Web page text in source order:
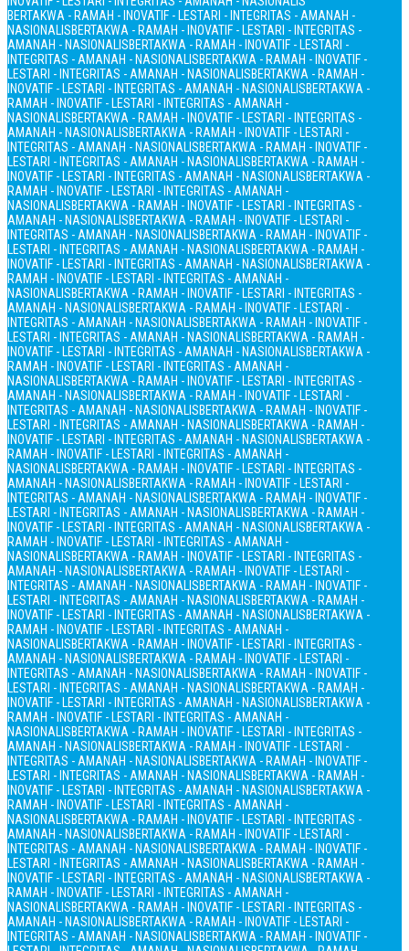
BERTAKWA - RAMAH - INOVATIF - LESTARI - INTEGRITAS - AMANAH -
NASIONALISBERTAKWA - RAMAH - INOVATIF - LESTARI - INTEGRITAS -
AMANAH - NASIONALISBERTAKWA - RAMAH - INOVATIF - LESTARI -
INTEGRITAS - AMANAH - NASIONALISBERTAKWA - RAMAH - INOVATIF -
LESTARI - INTEGRITAS - AMANAH - NASIONALISBERTAKWA - RAMAH -
INOVATIF - LESTARI - INTEGRITAS - AMANAH - NASIONALISBERTAKWA -
RAMAH - INOVATIF - LESTARI - INTEGRITAS - AMANAH -
NASIONALISBERTAKWA - RAMAH - INOVATIF - LESTARI - INTEGRITAS -
AMANAH - NASIONALISBERTAKWA - RAMAH - INOVATIF - LESTARI -
INTEGRITAS - AMANAH - NASIONALISBERTAKWA - RAMAH - INOVATIF -
LESTARI - INTEGRITAS - AMANAH - NASIONALISBERTAKWA - RAMAH -
INOVATIF - LESTARI - INTEGRITAS - AMANAH - NASIONALISBERTAKWA -
RAMAH - INOVATIF - LESTARI - INTEGRITAS - AMANAH -
NASIONALISBERTAKWA - RAMAH - INOVATIF - LESTARI - INTEGRITAS -
AMANAH - NASIONALISBERTAKWA - RAMAH - INOVATIF - LESTARI -
INTEGRITAS - AMANAH - NASIONALISBERTAKWA - RAMAH - INOVATIF -
LESTARI - INTEGRITAS - AMANAH - NASIONALISBERTAKWA - RAMAH -
INOVATIF - LESTARI - INTEGRITAS - AMANAH - NASIONALISBERTAKWA -
RAMAH - INOVATIF - LESTARI - INTEGRITAS - AMANAH -
NASIONALISBERTAKWA - RAMAH - INOVATIF - LESTARI - INTEGRITAS -
AMANAH - NASIONALISBERTAKWA - RAMAH - INOVATIF - LESTARI -
INTEGRITAS - AMANAH - NASIONALISBERTAKWA - RAMAH - INOVATIF -
LESTARI - INTEGRITAS - AMANAH - NASIONALISBERTAKWA - RAMAH -
INOVATIF - LESTARI - INTEGRITAS - AMANAH - NASIONALISBERTAKWA -
RAMAH - INOVATIF - LESTARI - INTEGRITAS - AMANAH -
NASIONALISBERTAKWA - RAMAH - INOVATIF - LESTARI - INTEGRITAS -
AMANAH - NASIONALISBERTAKWA - RAMAH - INOVATIF - LESTARI -
INTEGRITAS - AMANAH - NASIONALISBERTAKWA - RAMAH - INOVATIF -
LESTARI - INTEGRITAS - AMANAH - NASIONALISBERTAKWA - RAMAH -
INOVATIF - LESTARI - INTEGRITAS - AMANAH - NASIONALISBERTAKWA -
RAMAH - INOVATIF - LESTARI - INTEGRITAS - AMANAH -
NASIONALISBERTAKWA - RAMAH - INOVATIF - LESTARI - INTEGRITAS -
AMANAH - NASIONALISBERTAKWA - RAMAH - INOVATIF - LESTARI -
INTEGRITAS - AMANAH - NASIONALISBERTAKWA - RAMAH - INOVATIF -
LESTARI - INTEGRITAS - AMANAH - NASIONALISBERTAKWA - RAMAH -
INOVATIF - LESTARI - INTEGRITAS - AMANAH - NASIONALISBERTAKWA -
RAMAH - INOVATIF - LESTARI - INTEGRITAS - AMANAH -
NASIONALISBERTAKWA - RAMAH - INOVATIF - LESTARI - INTEGRITAS -
AMANAH - NASIONALISBERTAKWA - RAMAH - INOVATIF - LESTARI -
INTEGRITAS - AMANAH - NASIONALISBERTAKWA - RAMAH - INOVATIF -
LESTARI - INTEGRITAS - AMANAH - NASIONALISBERTAKWA - RAMAH -
INOVATIF - LESTARI - INTEGRITAS - AMANAH - NASIONALISBERTAKWA -
RAMAH - INOVATIF - LESTARI - INTEGRITAS - AMANAH -
NASIONALISBERTAKWA - RAMAH - INOVATIF - LESTARI - INTEGRITAS -
AMANAH - NASIONALISBERTAKWA - RAMAH - INOVATIF - LESTARI -
INTEGRITAS - AMANAH - NASIONALISBERTAKWA - RAMAH - INOVATIF -
LESTARI - INTEGRITAS - AMANAH - NASIONALISBERTAKWA - RAMAH -
INOVATIF - LESTARI - INTEGRITAS - AMANAH - NASIONALISBERTAKWA -
RAMAH - INOVATIF - LESTARI - INTEGRITAS - AMANAH -
NASIONALISBERTAKWA - RAMAH - INOVATIF - LESTARI - INTEGRITAS -
AMANAH - NASIONALISBERTAKWA - RAMAH - INOVATIF - LESTARI -
INTEGRITAS - AMANAH - NASIONALISBERTAKWA - RAMAH - INOVATIF -
LESTARI - INTEGRITAS - AMANAH - NASIONALISBERTAKWA - RAMAH -
INOVATIF - LESTARI - INTEGRITAS - AMANAH - NASIONALISBERTAKWA -
RAMAH - INOVATIF - LESTARI - INTEGRITAS - AMANAH -
NASIONALISBERTAKWA - RAMAH - INOVATIF - LESTARI - INTEGRITAS -
AMANAH - NASIONALISBERTAKWA - RAMAH - INOVATIF - LESTARI -
INTEGRITAS - AMANAH - NASIONALISBERTAKWA - RAMAH - INOVATIF -
LESTARI - INTEGRITAS - AMANAH - NASIONALISBERTAKWA - RAMAH -
INOVATIF - LESTARI - INTEGRITAS - AMANAH - NASIONALISBERTAKWA -
RAMAH - INOVATIF - LESTARI - INTEGRITAS - AMANAH -
NASIONALISBERTAKWA - RAMAH - INOVATIF - LESTARI - INTEGRITAS -
AMANAH - NASIONALISBERTAKWA - RAMAH - INOVATIF - LESTARI -
INTEGRITAS - AMANAH - NASIONALISBERTAKWA - RAMAH - INOVATIF -